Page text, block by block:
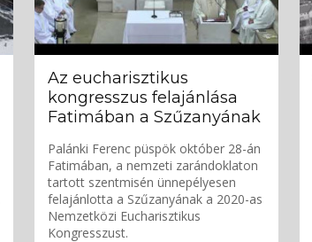
Az eucharisztikus
kongresszus felajánlása
Fatimában a Szűzanyának
Palánki Ferenc püspök október 28-án
Fatimában, a nemzeti zarándoklaton
tartott szentmisén ünnepélyesen
felajánlotta a Szűzanyának a 2020-as
Nemzetközi Eucharisztikus
Kongresszust.